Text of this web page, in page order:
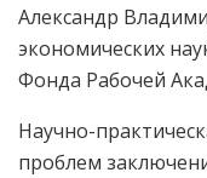
Александр
экономических
Фонда Рабочей
Научно-
проблем